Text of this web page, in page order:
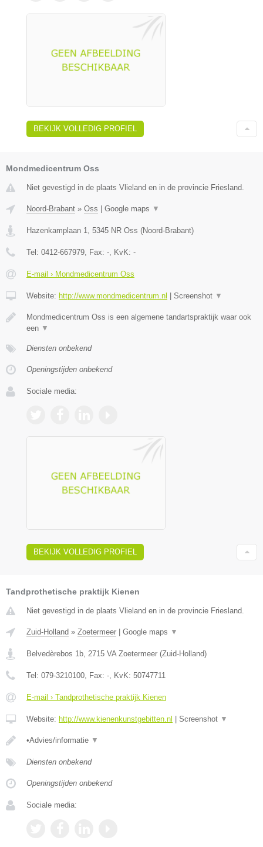
BEKIJK VOLLEDIG PROFIEL
Mondmedicentrum Oss
Niet gevestigd in de plaats Vlieland en in de provincie Friesland.
Noord-Brabant » Oss Google maps ▼
Hazenkamplaan 1, 5345 NR Oss (Noord-Brabant)
Tel: 0412-667979, Fax: -, KvK: -
E-mail › Mondmedicentrum Oss
Website: http://www.mondmedicentrum.nl Screenshot ▼
Mondmedicentrum Oss is een algemene tandartspraktijk waar ook
een ▼
Diensten onbekend
Openingstijden onbekend
Sociale media:
BEKIJK VOLLEDIG PROFIEL
Tandprothetische praktijk Kienen
Niet gevestigd in de plaats Vlieland en in de provincie Friesland.
Zuid-Holland » Zoetermeer Google maps ▼
Belvedèrebos 1b, 2715 VA Zoetermeer (Zuid-Holland)
Tel: 079-3210100, Fax: -, KvK: 50747711
E-mail › Tandprothetische praktijk Kienen
Website: http://www.kienenkunstgebitten.nl Screenshot ▼
•Advies/informatie ▼
Diensten onbekend
Openingstijden onbekend
Sociale media: